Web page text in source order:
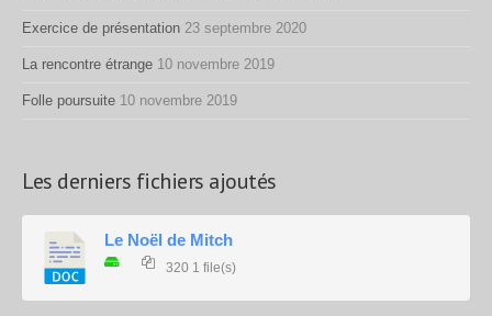
Exercice de présentation 23 septembre 2020
La rencontre étrange 10 novembre 2019
Folle poursuite 10 novembre 2019
Les derniers fichiers ajoutés
Le Noël de Mitch
320 1 file(s)